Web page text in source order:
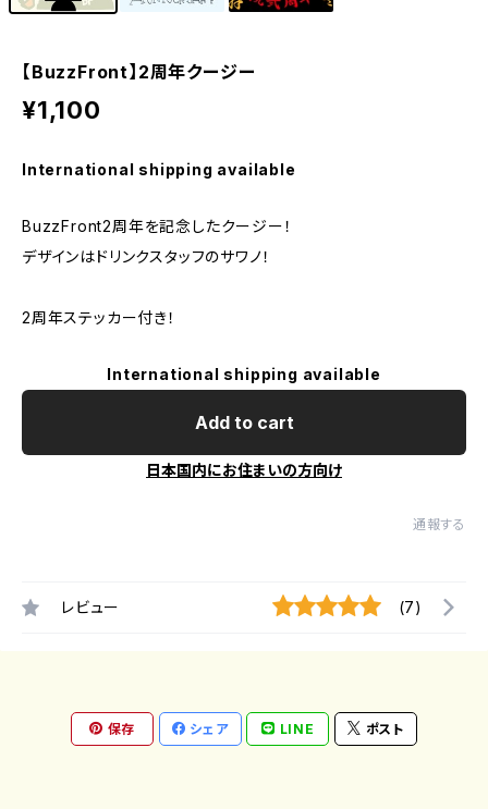
【BuzzFront】2周年クージー
¥1,100
International shipping available
BuzzFront2周年を記念したクージー！
デザインはドリンクスタッフのサワノ！
2周年ステッカー付き！
International shipping available
Add to cart
日本国内にお住まいの方向け
通報する
レビュー (7)
保存 シェア LINE ポスト